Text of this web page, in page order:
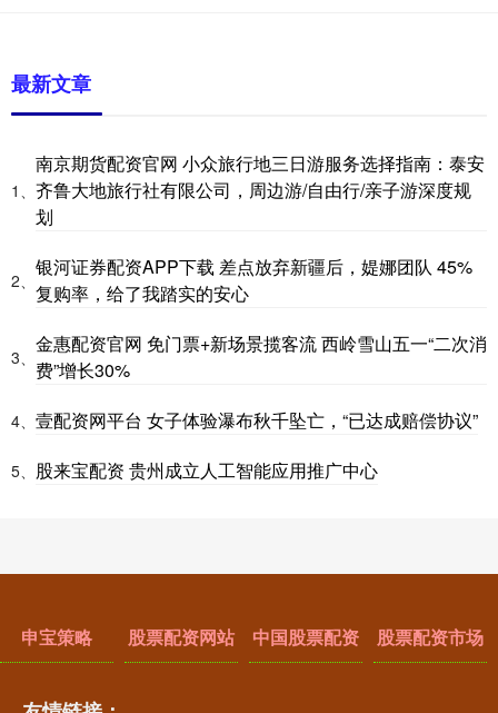
最新文章
1、
南京期货配资官网 小众旅行地三日游服务选择指南：泰安
齐鲁大地旅行社有限公司，周边游/自由行/亲子游深度规
划
2、
银河证券配资APP下载 差点放弃新疆后，媞娜团队 45%
复购率，给了我踏实的安心
3、
金惠配资官网 免门票+新场景揽客流 西岭雪山五一“二次消
费”增长30%
4、 壹配资网平台 女子体验瀑布秋千坠亡，“已达成赔偿协议”
5、 股来宝配资 贵州成立人工智能应用推广中心
申宝策略 股票配资网站 中国股票配资 股票配资市场